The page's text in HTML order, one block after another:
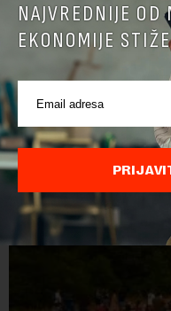
POVEZANI SADRŽAJI
NAJVREDNIJE OD
EKONOMIJE